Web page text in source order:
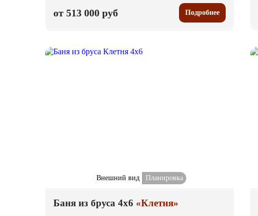
от 513 000 руб Подробнее
Внешний вид Планировка
Баня из бруса 4x6 «Клетня»